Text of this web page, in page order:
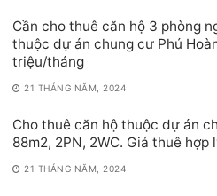
Cần cho thuê căn hộ 3 phòng
thuộc dự án chung cư Phú
triệu/tháng
21 THÁNG NĂM, 2024
Cho thuê căn hộ thuộc dự án
88m2, 2PN, 2WC. Giá thuê
21 THÁNG NĂM, 2024